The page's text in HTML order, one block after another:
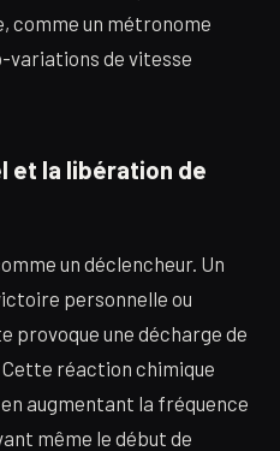
comme un métronome
variations de vitesse
et la libération de
un déclencheur. Un
personnelle ou
provoque une décharge de
Cette réaction chimique
augmentant la fréquence
même le début de